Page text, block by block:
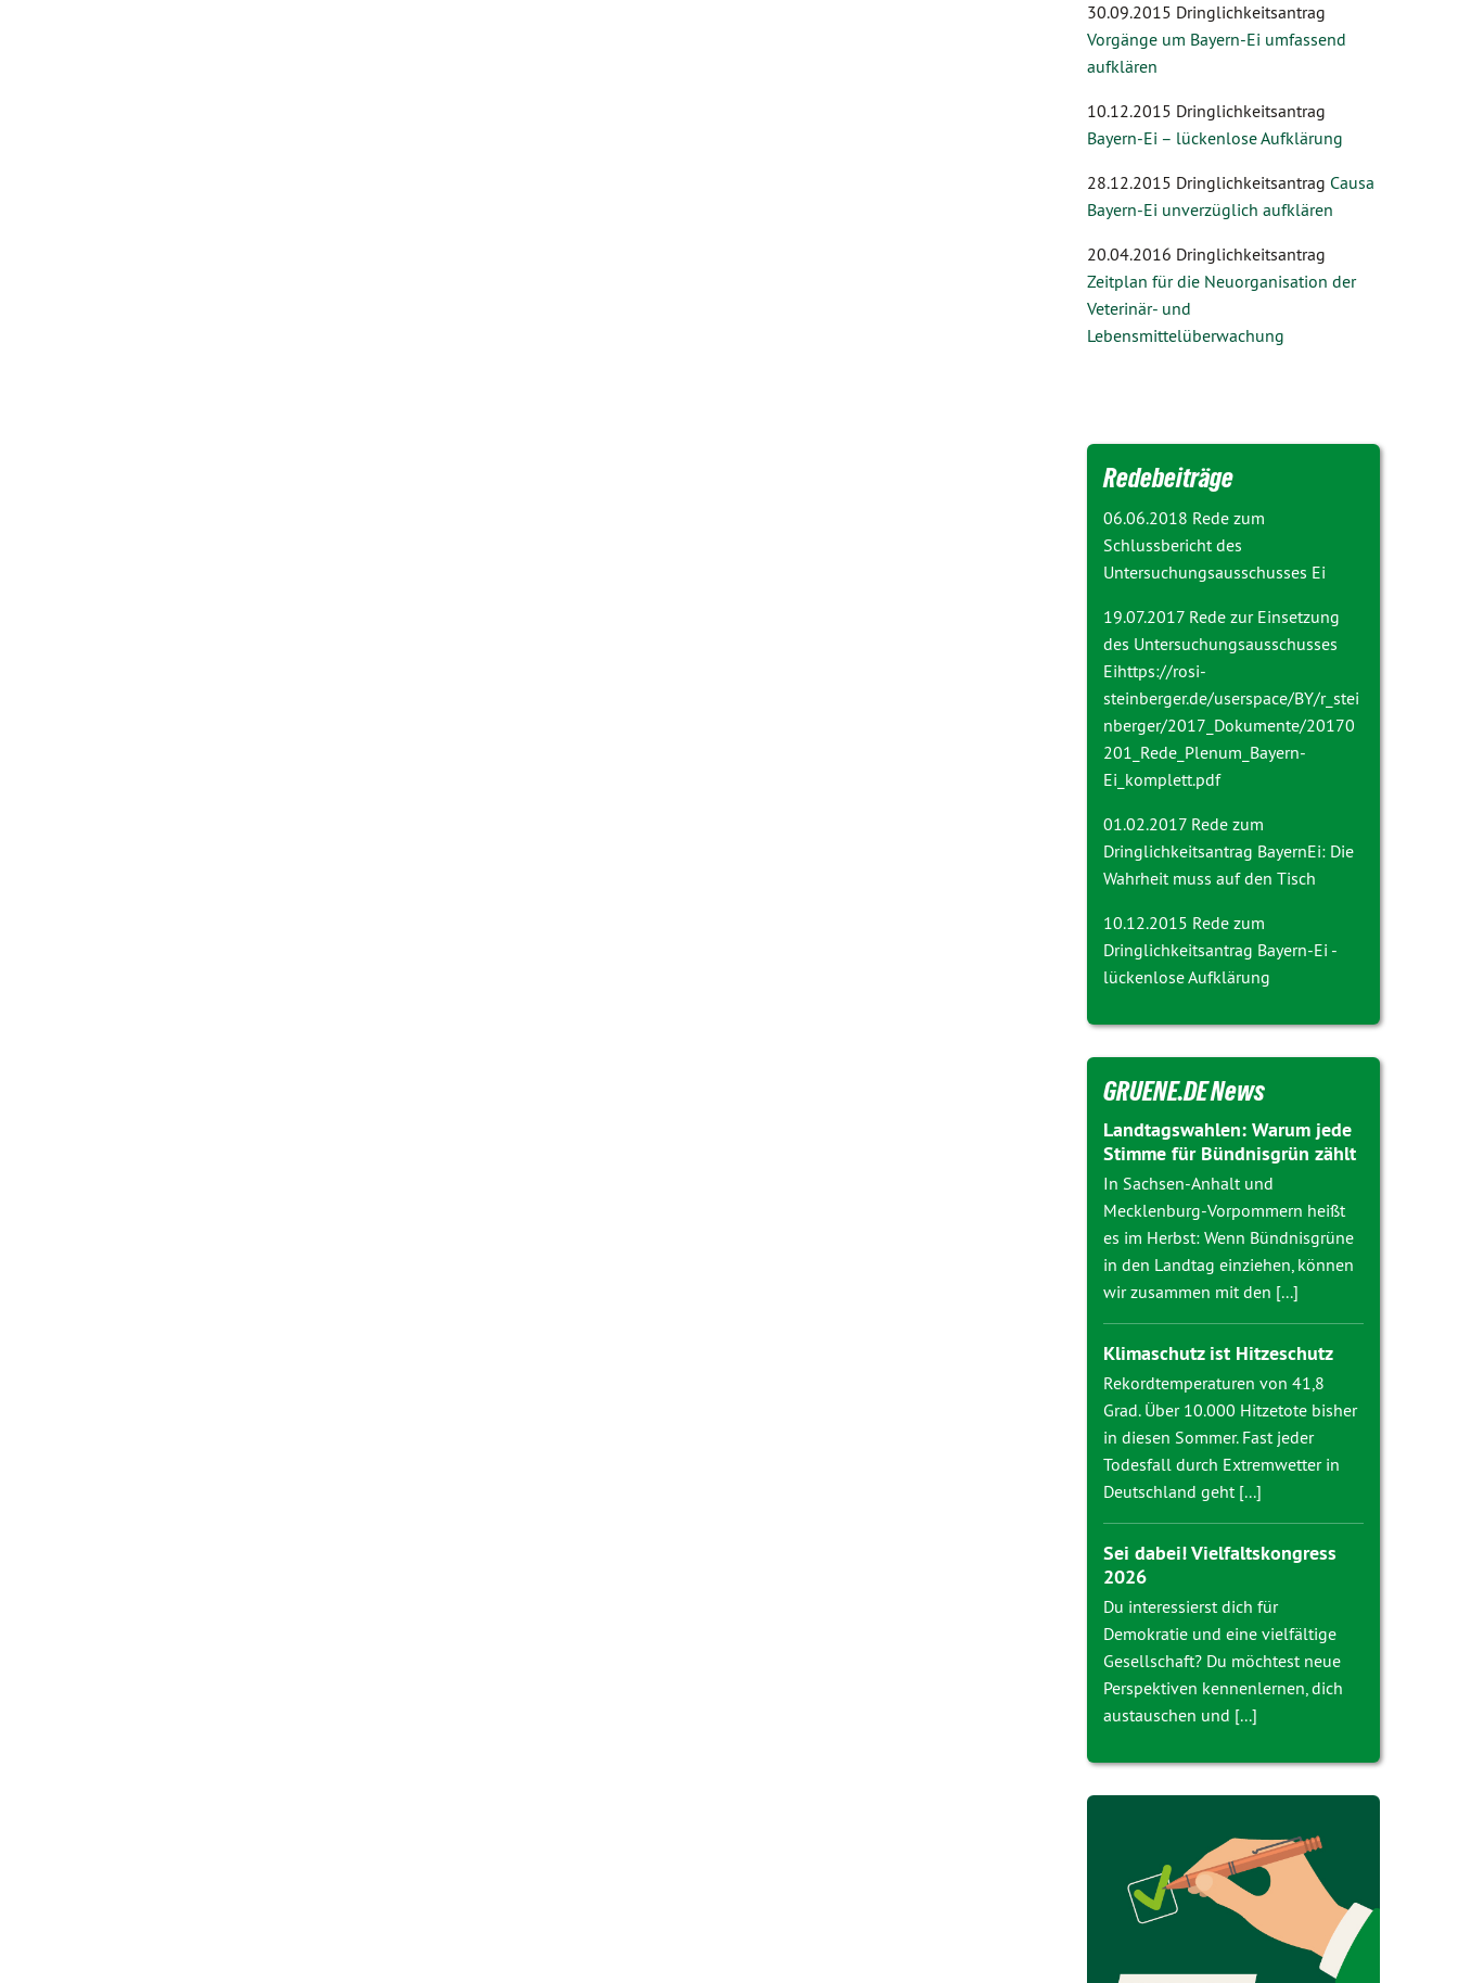
30.09.2015 Dringlichkeitsantrag
Vorgänge um Bayern-Ei umfassend
aufklären
10.12.2015 Dringlichkeitsantrag
Bayern-Ei – lückenlose Aufklärung
28.12.2015 Dringlichkeitsantrag Causa
Bayern-Ei unverzüglich aufklären
20.04.2016 Dringlichkeitsantrag
Zeitplan für die Neuorganisation der
Veterinär- und
Lebensmittelüberwachung
Redebeiträge
06.06.2018 Rede zum
Schlussbericht des
Untersuchungsausschusses Ei
19.07.2017 Rede zur Einsetzung
des Untersuchungsausschusses
Eihttps://rosi-
steinberger.de/userspace/BY/r_stei
nberger/2017_Dokumente/20170
201_Rede_Plenum_Bayern-
Ei_komplett.pdf
01.02.2017 Rede zum
Dringlichkeitsantrag BayernEi: Die
Wahrheit muss auf den Tisch
10.12.2015 Rede zum
Dringlichkeitsantrag Bayern-Ei -
lückenlose Aufklärung
GRUENE.DE News
Landtagswahlen: Warum jede
Stimme für Bündnisgrün zählt
In Sachsen-Anhalt und
Mecklenburg-Vorpommern heißt
es im Herbst: Wenn Bündnisgrüne
in den Landtag einziehen, können
wir zusammen mit den [...]
Klimaschutz ist Hitzeschutz
Rekordtemperaturen von 41,8
Grad. Über 10.000 Hitzetote bisher
in diesen Sommer. Fast jeder
Todesfall durch Extremwetter in
Deutschland geht [...]
Sei dabei! Vielfaltskongress
2026
Du interessierst dich für
Demokratie und eine vielfältige
Gesellschaft? Du möchtest neue
Perspektiven kennenlernen, dich
austauschen und [...]